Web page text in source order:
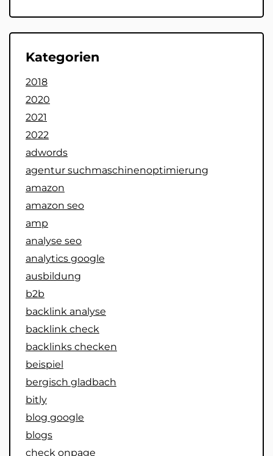
Kategorien
2018
2020
2021
2022
adwords
agentur suchmaschinenoptimierung
amazon
amazon seo
amp
analyse seo
analytics google
ausbildung
b2b
backlink analyse
backlink check
backlinks checken
beispiel
bergisch gladbach
bitly
blog google
blogs
check onpage